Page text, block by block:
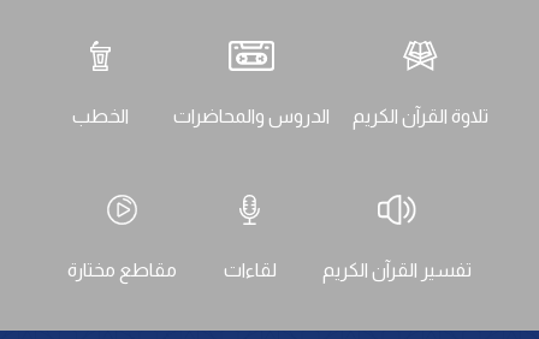
تلاوة القرآن الكريم الدروس والمحاضرات الخطب
تفسير القرآن الكريم لقاءات مقاطع مختارة